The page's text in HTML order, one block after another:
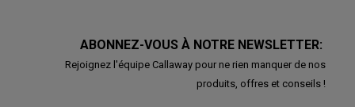
ABONNEZ-VOUS À NOTRE NEWSLETTER:
Rejoignez l'équipe Callaway pour ne rien manquer de nos
produits, offres et conseils !